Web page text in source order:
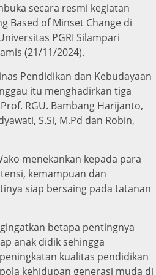
secara resmi kegiatan
Based of Minset Change di
PGRI Silampari
(21/11/2024).
Pendidikan dan Kebudayaan
itu menghadirkan tiga
RGU. Bambang Harijanto,
S.Si, M.Pd dan Robin,
menekankan kepada para
kemampuan dan
siap bersaing pada tatanan
betapa pentingnya
anak didik sehingga
kualitas pendidikan
kehidupan generasi muda di